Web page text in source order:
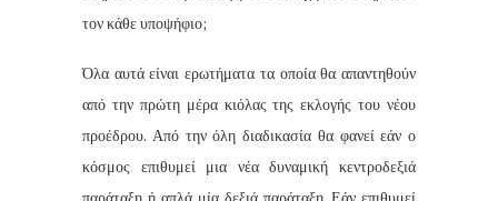
τον κάθε υποψήφιο;
Όλα αυτά είναι ερωτήματα τα οποία θα απαντηθούν
από την πρώτη μέρα κιόλας της εκλογής του νέου
προέδρου. Από την όλη διαδικασία θα φανεί εάν ο
κόσμος επιθυμεί μια νέα δυναμική κεντροδεξιά